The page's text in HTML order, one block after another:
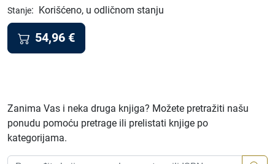
Stanje: Korišćeno, u odličnom stanju
54,96 €
Zanima Vas i neka druga knjiga? Možete pretražiti našu
ponudu pomoću pretrage ili prelistati knjige po
kategorijama.